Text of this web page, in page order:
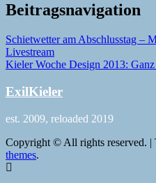
Beitragsnavigation
Schietwetter am Abschlusstag –
Livestream
Kieler Woche Design 2013:
ExilKieler
est. 2009, reloaded 2019
Copyright © All rights reserved. |
themes.